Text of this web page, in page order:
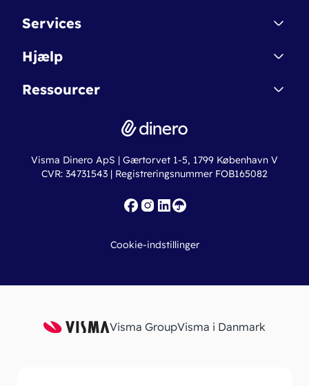
Kontakt
Betingelser & Sikkerhed
Nye funktioner
Services
Dinero Starter
Dinero Pro
Erhvervslån
Fakturaskabeloner
Hjælp
Regnskabsordbogen
Online regnskabskurser
Ressourcer
Ny virksomhed
Iværksætterlegat
Visma Dinero ApS | Gærtorvet 1-5, 1799 København V
CVR: 34731543 | Registreringsnummer FOB165082
Cookie-indstillinger
Visma GroupVisma i Danmark